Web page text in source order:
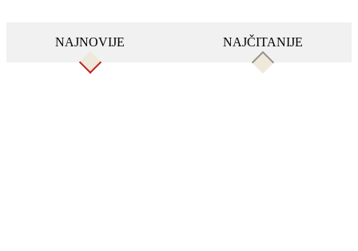
NAJNOVIJE NAJČITANIJE